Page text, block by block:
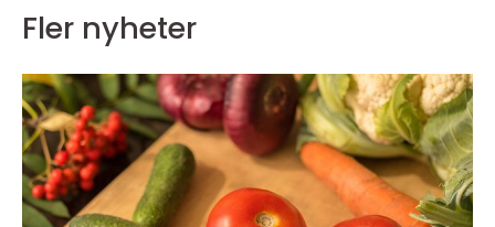
Fler nyheter